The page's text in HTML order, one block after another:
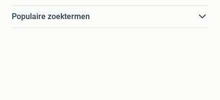
Populaire zoektermen